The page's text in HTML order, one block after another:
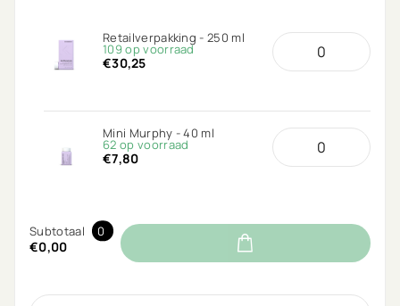
Retailverpakking - 250 ml
109 op voorraad
€30,25
Mini Murphy - 40 ml
62 op voorraad
€7,80
Subtotaal 0
€0,00